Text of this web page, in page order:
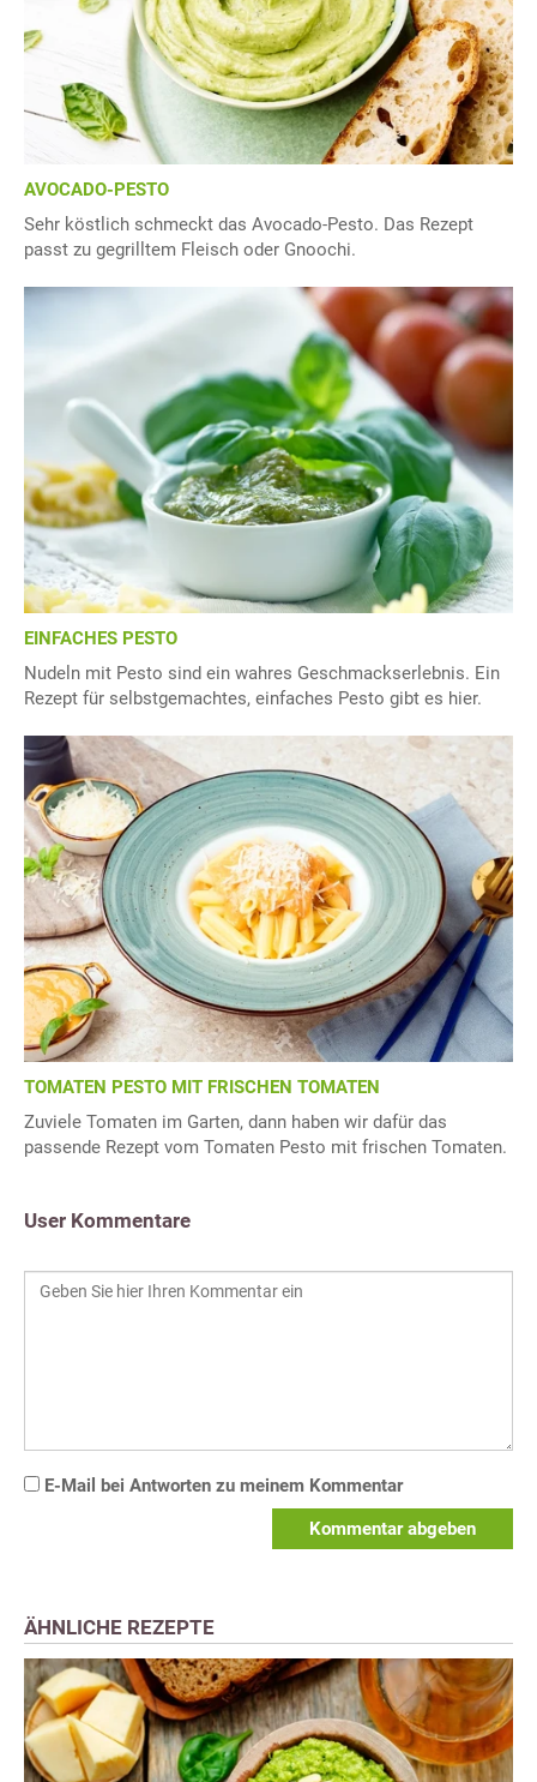
AVOCADO-PESTO
Sehr köstlich schmeckt das Avocado-Pesto. Das Rezept
passt zu gegrilltem Fleisch oder Gnoochi.
EINFACHES PESTO
Nudeln mit Pesto sind ein wahres Geschmackserlebnis. Ein
Rezept für selbstgemachtes, einfaches Pesto gibt es hier.
TOMATEN PESTO MIT FRISCHEN TOMATEN
Zuviele Tomaten im Garten, dann haben wir dafür das
passende Rezept vom Tomaten Pesto mit frischen Tomaten.
User Kommentare
E-Mail bei Antworten zu meinem Kommentar
Kommentar abgeben
ÄHNLICHE REZEPTE